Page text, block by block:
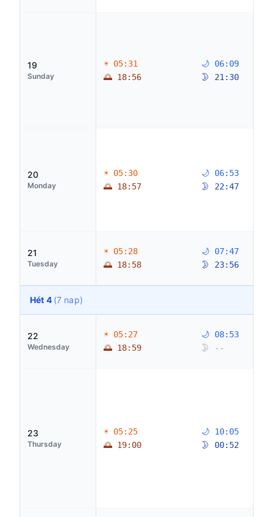
19
Sunday
☀ 05:31
🌅 18:56
🌙 06:09
🌛 21:30
20
Monday
☀ 05:30
🌅 18:57
🌙 06:53
🌛 22:47
21
Tuesday
☀ 05:28
🌅 18:58
🌙 07:47
🌛 23:56
Hét 4 (7 nap)
22
Wednesday
☀ 05:27
🌅 18:59
🌙 08:53
🌛 --
23
Thursday
☀ 05:25
🌅 19:00
🌙 10:05
🌛 00:52